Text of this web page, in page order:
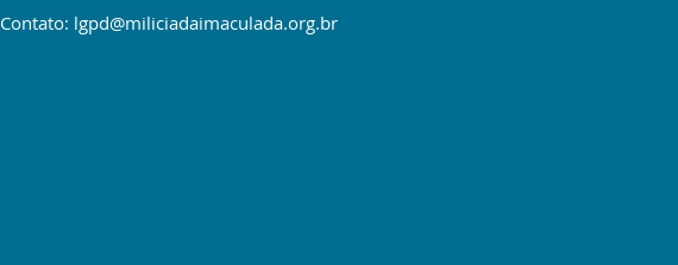
Contato: lgpd@miliciadaimaculada.org.br